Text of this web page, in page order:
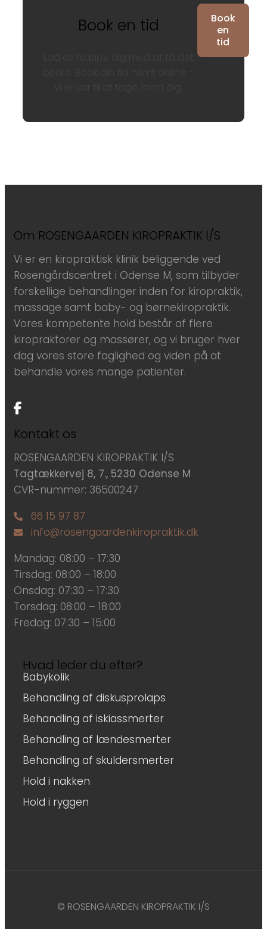
Book en tid
Book
en
tid
Om ROSENGAARDEN KIROPRAKTIK I/S
Vi er en kiropraktisk klinik beliggende ved
Rosengårdscentret i Odense M, som tilbyder
forskellige behandlinger inden for kiropraktik,
massage samt baby- og børnekiropraktik.
Vores kompetente hold består af flere
kiropraktorer og massører, og vi bruger hver
dag vores store faglighed og viden på at
behandle vores mange patienter.
Kontakt os
ROSENGAARDEN KIROPRAKTIK I/S
Tagtækkervej 8, 7., 5230 Odense M
CVR-nummer: 36500247
66 15 97 87
info@rosengaardenkiropraktik.dk
Mandag: 08:00 – 17:30
Tirsdag: 08:00 – 18:00
Onsdag: 07:30 – 17:30
Torsdag: 08:00 – 18:00
Fredag: 07:30 – 15:00
Hvad leder du efter?
Babykolik
Behandling af diskusprolaps
Behandling af iskiassmerter
Behandling af lændesmerter
Behandling af skuldersmerter
Hold i nakken
Hold i ryggen
© ROSENGAARDEN KIROPRAKTIK I/S